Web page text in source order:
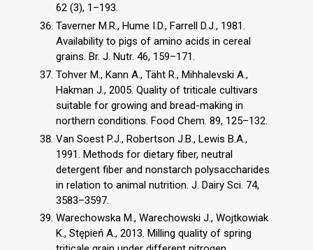
62 (3), 1–193.
Taverner M.R., Hume I.D., Farrell D.J., 1981.
Availability to pigs of amino acids in cereal
grains. Br. J. Nutr. 46, 159–171.
Tohver M., Kann A., Täht R., Mihhalevski A.,
Hakman J., 2005. Quality of triticale cultivars
suitable for growing and bread-making in
northern conditions. Food Chem. 89, 125–132.
Van Soest P.J., Robertson J.B., Lewis B.A.,
1991. Methods for dietary fiber, neutral
detergent fiber and nonstarch polysaccharides
in relation to animal nutrition. J. Dairy Sci. 74,
3583–3597.
Warechowska M., Warechowski J., Wojtkowiak
K., Stępień A., 2013. Milling quality of spring